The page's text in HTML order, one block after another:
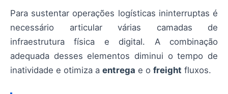
Para sustentar operações logísticas ininterruptas é
necessário articular várias camadas de
infraestrutura física e digital. A combinação
adequada desses elementos diminui o tempo de
inatividade e otimiza a entrega e o freight fluxos.